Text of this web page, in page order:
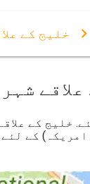
خلیج کے
خلیج کے